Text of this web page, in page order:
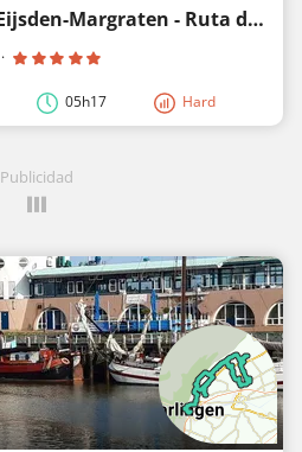
Ruta de senderismo Eijsden-Margraten - Ruta de extracción Breust-Bruisterbosch
·
05h17 Hard
Publicidad